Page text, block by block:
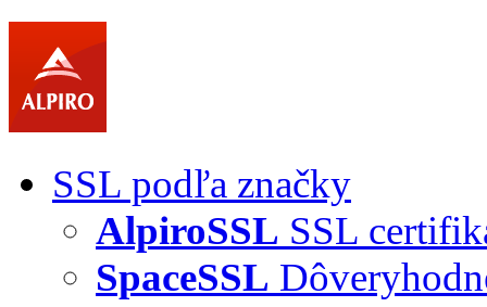
SSL podľa značky
AlpiroSSL SSL
SpaceSSL